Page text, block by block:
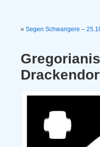
« Segen Schwangere –